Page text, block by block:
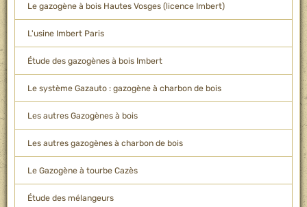
Le gazogène à bois Hautes Vosges (licence Imbert)
L'usine Imbert Paris
Étude des gazogènes à bois Imbert
Le système Gazauto : gazogène à charbon de bois
Les autres Gazogènes à bois
Les autres gazogènes à charbon de bois
Le Gazogène à tourbe Cazès
Étude des mélangeurs